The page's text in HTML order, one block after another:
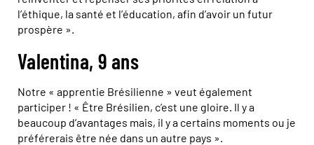
l’éthique, la santé et l’éducation, afin d’avoir un futur
prospère ».
Valentina, 9 ans
Notre « apprentie Brésilienne » veut également
participer ! « Être Brésilien, c’est une gloire. Il y a
beaucoup d’avantages mais, il y a certains moments ou je
préférerais être née dans un autre pays ».